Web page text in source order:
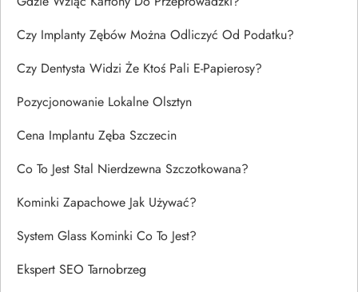
Czy Implanty Zębów Można Odliczyć Od Podatku?
Czy Dentysta Widzi Że Ktoś Pali E-Papierosy?
Pozycjonowanie Lokalne Olsztyn
Cena Implantu Zęba Szczecin
Co To Jest Stal Nierdzewna Szczotkowana?
Kominki Zapachowe Jak Używać?
System Glass Kominki Co To Jest?
Ekspert SEO Tarnobrzeg